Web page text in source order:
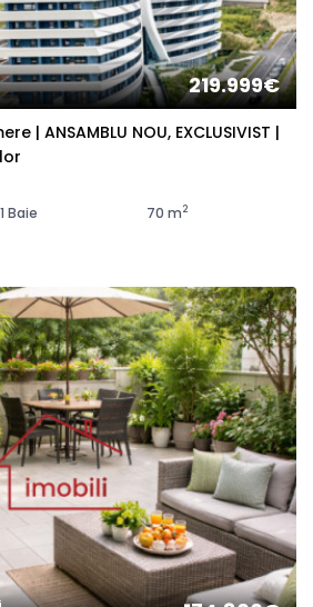
219.999€
| ANSAMBLU NOU, EXCLUSIVIST |
1 Baie 70 m2